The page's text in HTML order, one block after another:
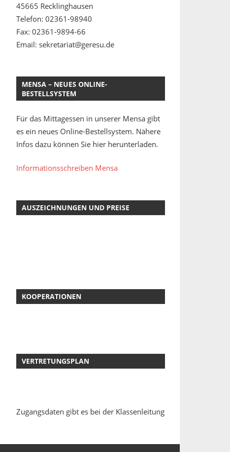
45665 Recklinghausen
Telefon: 02361-98940
Fax: 02361-9894-66
Email: sekretariat@geresu.de
MENSA – NEUES ONLINE-
BESTELLSYSTEM
Für das Mittagessen in unserer Mensa gibt
es ein neues Online-Bestellsystem. Nähere
Infos dazu können Sie hier herunterladen.
Informationsschreiben Mensa
AUSZEICHNUNGEN UND PREISE
KOOPERATIONEN
VERTRETUNGSPLAN
Zugangsdaten gibt es bei der Klassenleitung